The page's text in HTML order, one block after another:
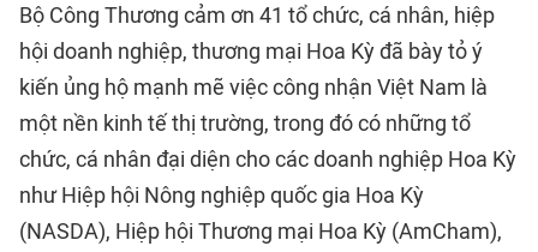
Bộ Công Thương cảm ơn 41 tổ chức, cá nhân, hiệp
hội doanh nghiệp, thương mại Hoa Kỳ đã bày tỏ ý
kiến ủng hộ mạnh mẽ việc công nhận Việt Nam là
một nền kinh tế thị trường, trong đó có những tổ
chức, cá nhân đại diện cho các doanh nghiệp Hoa Kỳ
như Hiệp hội Nông nghiệp quốc gia Hoa Kỳ
(NASDA), Hiệp hội Thương mại Hoa Kỳ (AmCham),